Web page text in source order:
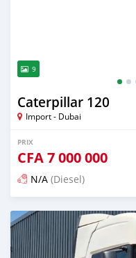
9
Caterpillar 120
Import - Dubai
PRIX
CFA7 000 000
N/A (Diesel)
Publié il y a plus de 2 ans